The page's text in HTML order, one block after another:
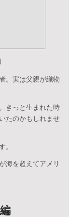
。実は父親が織物
きっと生まれた時
たのかもしれませ
。
海を超えてアメリ